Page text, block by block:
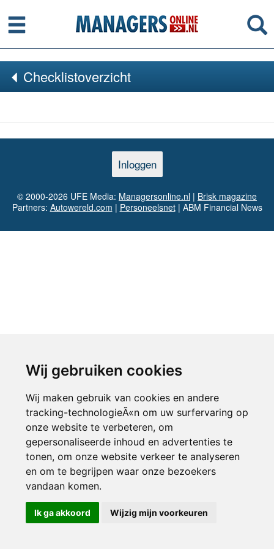
Wij gebruiken cookies
Wij maken gebruik van cookies en andere
tracking-technologieÃ«n om uw surfervaring op
onze website te verbeteren, om
gepersonaliseerde inhoud en advertenties te
tonen, om onze website verkeer te analyseren
en om te begrijpen waar onze bezoekers
vandaan komen.
Ik ga akkoord Wijzig mijn voorkeuren
Menu
Checklistoverzicht
Inloggen
© 2000-2026 UFE Media: Managersonline.nl | Brisk magazine
Partners: Autowereld.com | Personeelsnet| ABM Financial News